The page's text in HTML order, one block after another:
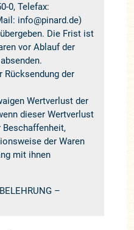
0, Telefax:
info@pinard.de)
Die Frist ist
vor Ablauf der
Rücksendung der
Wertverlust der
dieser Wertverlust
Beschaffenheit,
der Waren
mit ihnen
–